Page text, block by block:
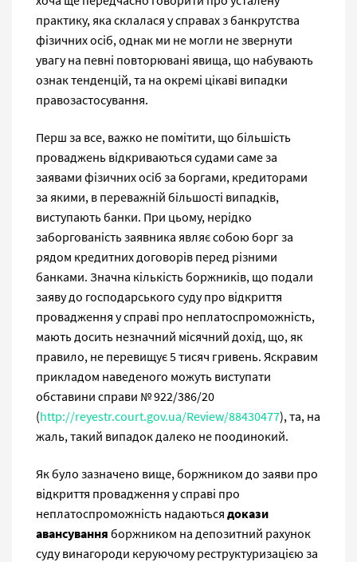
практику, яка склалася у справах з банкрутства
фізичних осіб, однак ми не могли не звернути
увагу на певні повторювані явища, що набувають
ознак тенденцій, та на окремі цікаві випадки
правозастосування.
Перш за все, важко не помітити, що більшість
проваджень відкриваються судами саме за
заявами фізичних осіб за боргами, кредиторами
за якими, в переважній більшості випадків,
виступають банки. При цьому, нерідко
заборгованість заявника являє собою борг за
рядом кредитних договорів перед різними
банками. Значна кількість боржників, що подали
заяву до господарського суду про відкриття
провадження у справі про неплатоспроможність,
мають досить незначний місячний дохід, що, як
правило, не перевищує 5 тисяч гривень. Яскравим
прикладом наведеного можуть виступати
обставини справи № 922/386/20
(http://reyestr.court.gov.ua/Review/88430477), та, на
жаль, такий випадок далеко не поодинокий.
Як було зазначено вище, боржником до заяви про
відкриття провадження у справі про
неплатоспроможність надаються докази
авансування боржником на депозитний рахунок
суду винагороди керуючому реструктуризацією за